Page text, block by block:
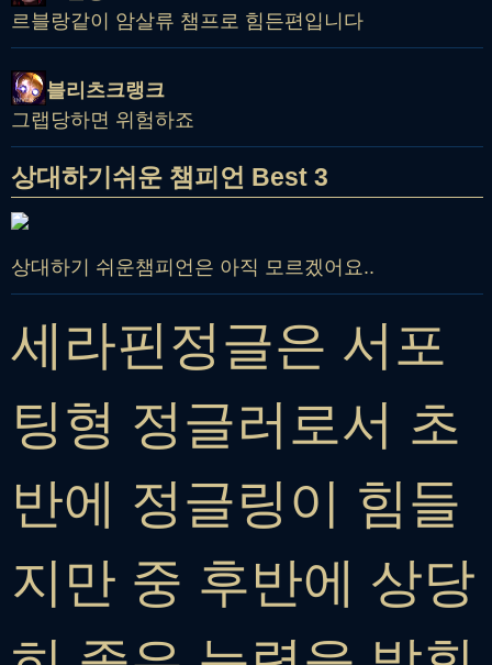
르블랑같이 암살류 챔프로 힘든편입니다
블리츠크랭크
그랩당하면 위험하죠
상대하기쉬운 챔피언 Best 3
상대하기 쉬운챔피언은 아직 모르겠어요..
세라핀정글은 서포
팅형 정글러로서 초
반에 정글링이 힘들
지만 중 후반에 상당